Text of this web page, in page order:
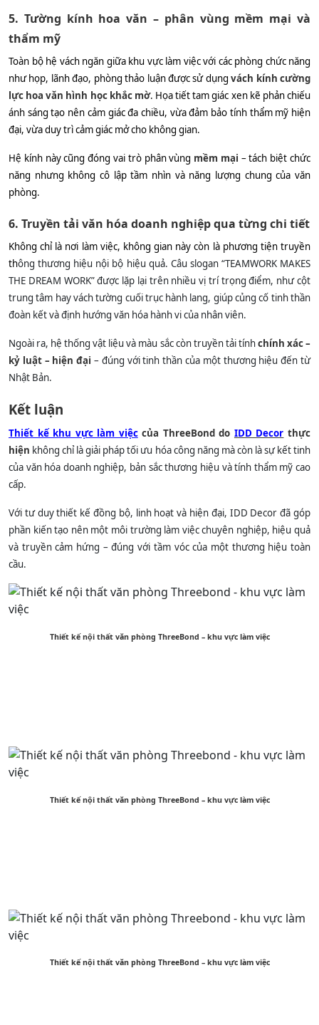
5. Tường kính hoa văn – phân vùng mềm mại và
thẩm mỹ
Toàn bộ hệ vách ngăn giữa khu vực làm việc với các phòng chức năng
như họp, lãnh đạo, phòng thảo luận được sử dụngvách kính cường
lực hoa văn hình học khắc mờ. Họa tiết tam giác xen kẽ phản chiếu
ánh sáng tạo nên cảm giác đa chiều, vừa đảm bảo tính thẩm mỹ hiện
đại, vừa duy trì cảm giác mở cho không gian.
Hệ kính này cũng đóng vai trò phân vùng mềm mại – tách biệt chức
năng nhưng không cô lập tầm nhìn và năng lượng chung của văn
phòng.
6. Truyền tải văn hóa doanh nghiệp qua từng chi tiết
Không chỉ là nơi làm việc, không gian này còn là phương tiện truyền
thông thương hiệu nội bộ hiệu quả. Câu slogan “TEAMWORK MAKES
THE DREAM WORK” được lặp lại trên nhiều vị trí trọng điểm, như cột
trung tâm hay vách tường cuối trục hành lang, giúp củng cố tinh thần
đoàn kết và định hướng văn hóa hành vi của nhân viên.
Ngoài ra, hệ thống vật liệu và màu sắc còn truyền tải tínhchính xác –
kỷ luật – hiện đại – đúng với tinh thần của một thương hiệu đến từ
Nhật Bản.
Kết luận
Thiết kế khu vực làm việccủa ThreeBond do IDD Decor thực
hiện không chỉ là giải pháp tối ưu hóa công năng mà còn là sự kết tinh
của văn hóa doanh nghiệp, bản sắc thương hiệu và tính thẩm mỹ cao
cấp.
Với tư duy thiết kế đồng bộ, linh hoạt và hiện đại, IDD Decor đã góp
phần kiến tạo nên một môi trường làm việc chuyên nghiệp, hiệu quả
và truyền cảm hứng – đúng với tầm vóc của một thương hiệu toàn
cầu.
Thiết kế nội thất văn phòng ThreeBond – khu vực làm việc
Thiết kế nội thất văn phòng ThreeBond – khu vực làm việc
Thiết kế nội thất văn phòng ThreeBond – khu vực làm việc